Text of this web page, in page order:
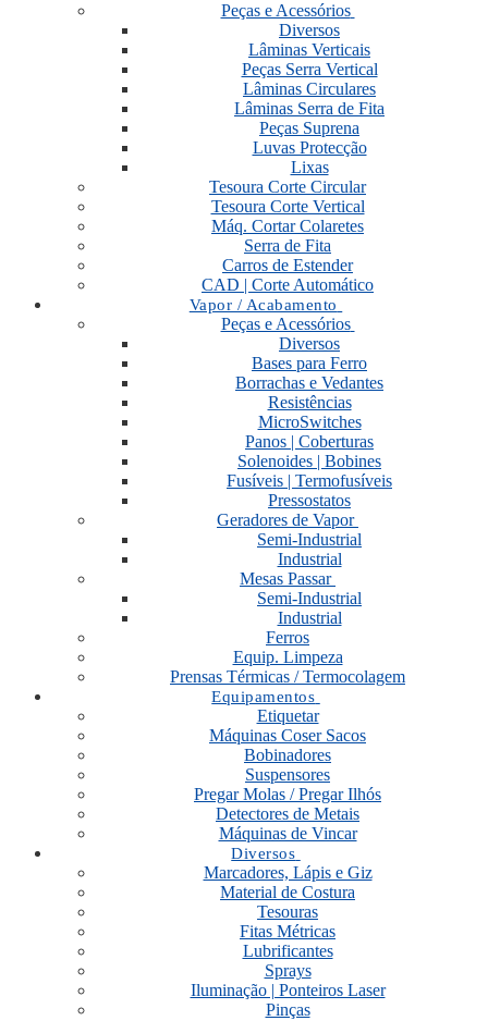
Peças e Acessórios
Diversos
Lâminas Verticais
Peças Serra Vertical
Lâminas Circulares
Lâminas Serra de Fita
Peças Suprena
Luvas Protecção
Lixas
Tesoura Corte Circular
Tesoura Corte Vertical
Máq. Cortar Colaretes
Serra de Fita
Carros de Estender
CAD | Corte Automático
Vapor / Acabamento
Peças e Acessórios
Diversos
Bases para Ferro
Borrachas e Vedantes
Resistências
MicroSwitches
Panos | Coberturas
Solenoides | Bobines
Fusíveis | Termofusíveis
Pressostatos
Geradores de Vapor
Semi-Industrial
Industrial
Mesas Passar
Semi-Industrial
Industrial
Ferros
Equip. Limpeza
Prensas Térmicas / Termocolagem
Equipamentos
Etiquetar
Máquinas Coser Sacos
Bobinadores
Suspensores
Pregar Molas / Pregar Ilhós
Detectores de Metais
Máquinas de Vincar
Diversos
Marcadores, Lápis e Giz
Material de Costura
Tesouras
Fitas Métricas
Lubrificantes
Sprays
Iluminação | Ponteiros Laser
Pinças